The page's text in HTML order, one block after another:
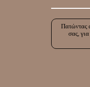
Πατώντας
σας,